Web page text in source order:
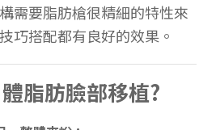
需要脂肪槍很精細的特性來
巧搭配都有良好的效果。
脂肪臉部移植?